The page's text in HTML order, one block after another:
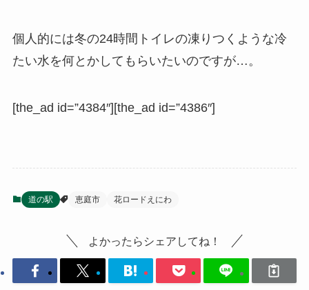
個人的には冬の24時間トイレの凍りつくような冷
たい水を何とかしてもらいたいのですが…。
[the_ad id=”4384″][the_ad id=”4386″]
道の駅 恵庭市 花ロードえにわ
よかったらシェアしてね！